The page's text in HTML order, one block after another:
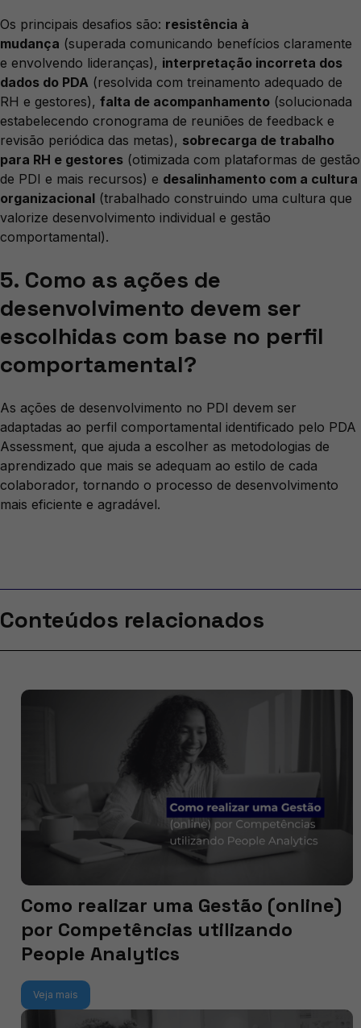
Os principais desafios são: resistência à
mudança (superada comunicando benefícios claramente
e envolvendo lideranças), interpretação incorreta dos
dados do PDA (resolvida com treinamento adequado de
RH e gestores), falta de acompanhamento (solucionada
estabelecendo cronograma de reuniões de feedback e
revisão periódica das metas), sobrecarga de trabalho
para RH e gestores (otimizada com plataformas de gestão
de PDI e mais recursos) e desalinhamento com a cultura
organizacional (trabalhado construindo uma cultura que
valorize desenvolvimento individual e gestão
comportamental).
5. Como as ações de
desenvolvimento devem ser
escolhidas com base no perfil
comportamental?
As ações de desenvolvimento no PDI devem ser
adaptadas ao perfil comportamental identificado pelo PDA
Assessment, que ajuda a escolher as metodologias de
aprendizado que mais se adequam ao estilo de cada
colaborador, tornando o processo de desenvolvimento
mais eficiente e agradável.
Conteúdos relacionados
Como realizar uma Gestão (online)
por Competências utilizando
People Analytics
Veja mais